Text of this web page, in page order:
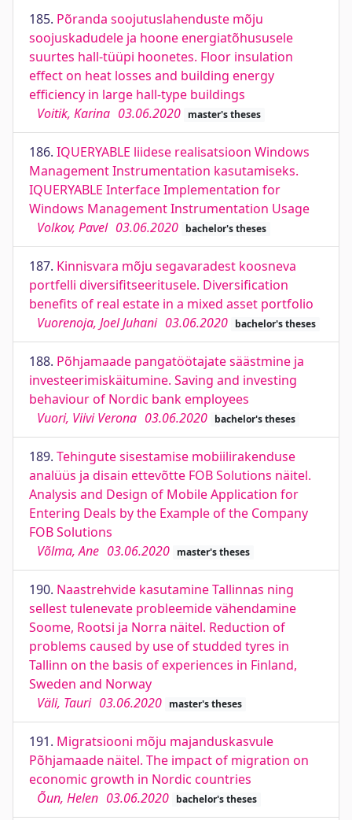
185. Põranda soojutuslahenduste mõju
soojuskadudele ja hoone energiatõhususele
suurtes hall-tüüpi hoonetes. Floor insulation
effect on heat losses and building energy
efficiency in large hall-type buildings
Voitik, Karina 03.06.2020 master's theses
186. IQUERYABLE liidese realisatsioon Windows
Management Instrumentation kasutamiseks.
IQUERYABLE Interface Implementation for
Windows Management Instrumentation Usage
Volkov, Pavel 03.06.2020 bachelor's theses
187. Kinnisvara mõju segavaradest koosneva
portfelli diversifitseeritusele. Diversification
benefits of real estate in a mixed asset portfolio
Vuorenoja, Joel Juhani 03.06.2020 bachelor's theses
188. Põhjamaade pangatöötajate säästmine ja
investeerimiskäitumine. Saving and investing
behaviour of Nordic bank employees
Vuori, Viivi Verona 03.06.2020 bachelor's theses
189. Tehingute sisestamise mobiilirakenduse
analüüs ja disain ettevõtte FOB Solutions näitel.
Analysis and Design of Mobile Application for
Entering Deals by the Example of the Company
FOB Solutions
Võlma, Ane 03.06.2020 master's theses
190. Naastrehvide kasutamine Tallinnas ning
sellest tulenevate probleemide vähendamine
Soome, Rootsi ja Norra näitel. Reduction of
problems caused by use of studded tyres in
Tallinn on the basis of experiences in Finland,
Sweden and Norway
Väli, Tauri 03.06.2020 master's theses
191. Migratsiooni mõju majanduskasvule
Põhjamaade näitel. The impact of migration on
economic growth in Nordic countries
Õun, Helen 03.06.2020 bachelor's theses